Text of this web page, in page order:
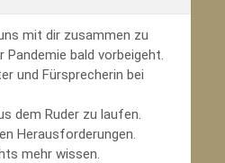
mit dir zusammen zu
bald vorbeigeht.
und Fürsprecherin bei
dem Ruder zu laufen.
Herausforderungen.
mehr wissen.